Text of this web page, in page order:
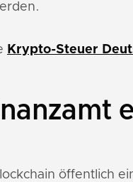
Krypto-Steuer
öffentlich